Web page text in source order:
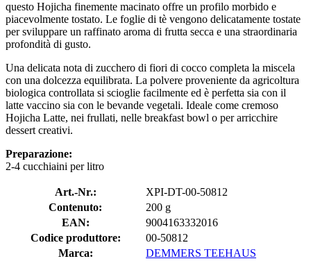
questo Hojicha finemente macinato offre un profilo morbido e
piacevolmente tostato. Le foglie di tè vengono delicatamente tostate
per sviluppare un raffinato aroma di frutta secca e una straordinaria
profondità di gusto.
Una delicata nota di zucchero di fiori di cocco completa la miscela
con una dolcezza equilibrata. La polvere proveniente da agricoltura
biologica controllata si scioglie facilmente ed è perfetta sia con il
latte vaccino sia con le bevande vegetali. Ideale come cremoso
Hojicha Latte, nei frullati, nelle breakfast bowl o per arricchire
dessert creativi.
Preparazione:
2-4 cucchiaini per litro
Art.-Nr.:
XPI-DT-00-50812
Contenuto:
200 g
EAN:
9004163332016
Codice produttore:
00-50812
Marca:
DEMMERS TEEHAUS